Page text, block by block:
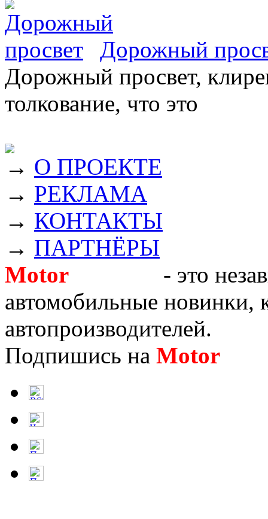
Дорожный
Дорожный просвет,
толкование, что это
→ О ПРОЕКТЕ
→ РЕКЛАМА
→ КОНТАКТЫ
→ ПАРТНЁРЫ
Motor
- это
автомобильные новинки,
автопроизводителей.
Подпишись на Motor